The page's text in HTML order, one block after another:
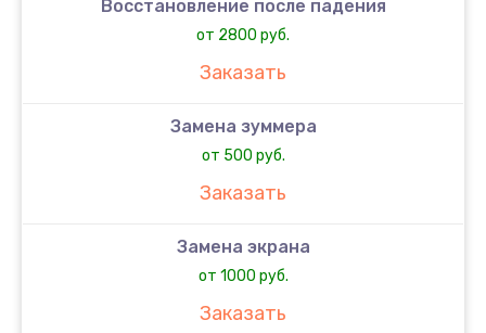
Восстановление после падения
от 2800 руб.
Заказать
Замена зуммера
от 500 руб.
Заказать
Замена экрана
от 1000 руб.
Заказать